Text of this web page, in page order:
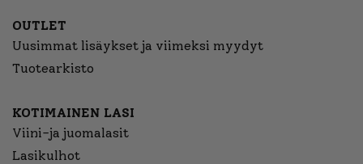
OUTLET
Uusimmat lisäykset ja viimeksi myydyt
Tuotearkisto
KOTIMAINEN LASI
Viini-ja juomalasit
Lasikulhot